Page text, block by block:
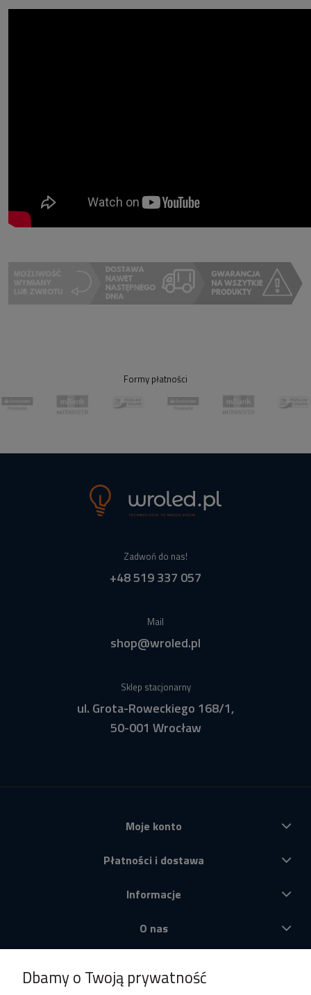
Formy płatności
Zadwoń do nas!
+48 519 337 057
Mail
shop@wroled.pl
Sklep stacjonarny
ul. Grota-Roweckiego 168/1,
50-001 Wrocław
Moje konto
Płatności i dostawa
Informacje
O nas
Dbamy o Twoją prywatność